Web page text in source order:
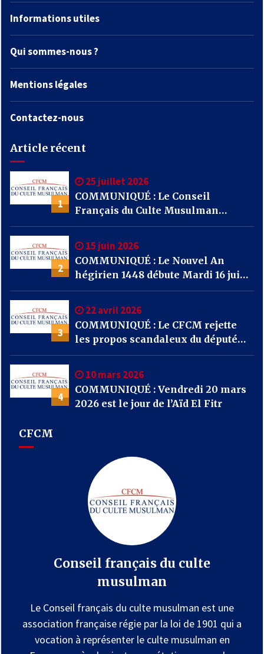
Informations utiles
Qui sommes-nous ?
Mentions légales
Contactez-nous
Article récent
1
25 juillet 2026
COMMUNIQUÉ : Le Conseil
Français du Culte Musulman
(CFCM) appelle l’ensemble des
par la prière et la solidarité face
aux incendies qui frappent notre
pays.
2
15 juin 2026
COMMUNIQUÉ : Le Nouvel An
hégirien 1448 débute Mardi 16 juin
2026
3
22 avril 2026
COMMUNIQUÉ : Le CFCM rejette
les propos scandaleux du député
RN Julien Odoul.
4
10 mars 2026
COMMUNIQUÉ : Vendredi 20 mars
2026 est le jour de l’Aïd El Fitr
CFCM
Conseil français du culte
musulman
Le Conseil français du culte musulman est une
association française régie par la loi de 1901 qui a
vocation à représenter le culte musulman en